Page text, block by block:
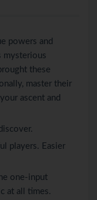
powers and
mysterious
these
master their
ascent and
players. Easier
one-input
at all times.